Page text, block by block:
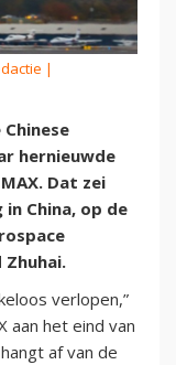
|
hernieuwde
Dat zei
China, op de
Zhuhai.
verlopen,”
aan het eind van
af van de